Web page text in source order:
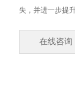
失，并进一步提
在线咨询